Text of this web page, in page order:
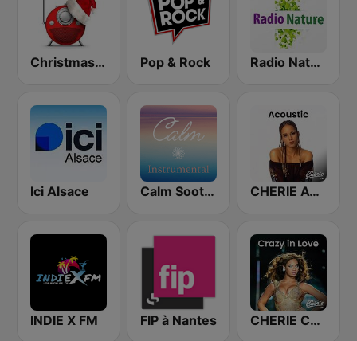
Christmas FM Pop & Rock Radio Nature
Ici Alsace Calm Soothing Instrumental CHERIE ACOUSTIC
INDIE X FM FIP à Nantes CHERIE CRAZY IN LOVE